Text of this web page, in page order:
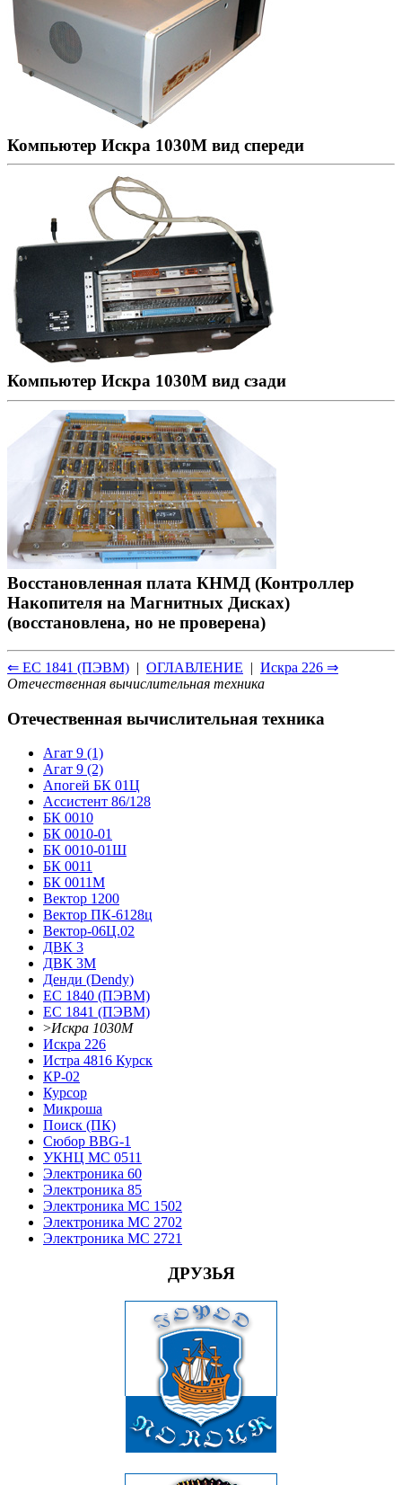
Компьютер Искра 1030М вид спереди
Компьютер Искра 1030М вид сзади
Восстановленная плата КНМД (Контроллер
Накопителя на Магнитных Дисках)
(восстановлена, но не проверена)
⇐ ЕС 1841 (ПЭВМ) | ОГЛАВЛЕНИЕ | Искра 226 ⇒
Отечественная вычислительная техника
Отечественная вычислительная техника
Агат 9 (1)
Агат 9 (2)
Апогей БК 01Ц
Ассистент 86/128
БК 0010
БК 0010-01
БК 0010-01Ш
БК 0011
БК 0011М
Вектор 1200
Вектор ПК-6128ц
Вектор-06Ц.02
ДВК 3
ДВК 3М
Денди (Dendy)
ЕС 1840 (ПЭВМ)
ЕС 1841 (ПЭВМ)
>Искра 1030М
Искра 226
Истра 4816 Курск
КР-02
Курсор
Микроша
Поиск (ПК)
Сюбор BBG-1
УКНЦ МС 0511
Электроника 60
Электроника 85
Электроника МС 1502
Электроника МС 2702
Электроника МС 2721
ДРУЗЬЯ